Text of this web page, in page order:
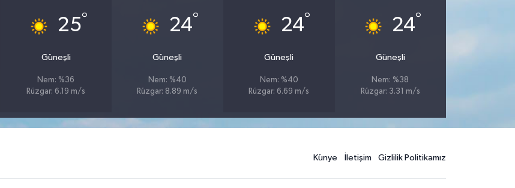
25°
Güneşli
Nem: %36
Rüzgar: 6.19 m/s
24°
Güneşli
Nem: %40
Rüzgar: 8.89 m/s
24°
Güneşli
Nem: %40
Rüzgar: 6.69 m/s
24°
Güneşli
Nem: %38
Rüzgar: 3.31 m/s
Künye İletişim Gizlilik Politikamız